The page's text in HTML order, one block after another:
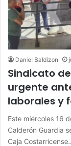
Daniel Baldizon
Sindicato
urgente
laborales y
Este miércoles 16
Calderón Guardia
Caja